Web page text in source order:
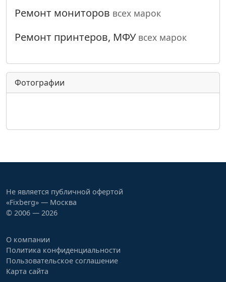
Ремонт мониторов всех марок
Ремонт принтеров, МФУ всех марок
Фотографии
Не является публичной офертой
«Fixberg» — Москва
© 2006 — 2026
О компании
Политика конфиденциальности
Пользовательское соглашение
Карта сайта